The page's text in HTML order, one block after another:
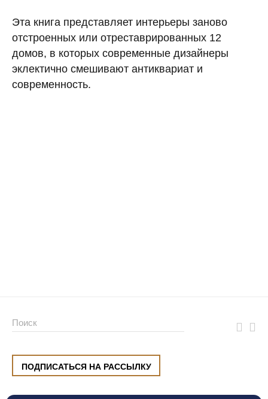
Эта книга представляет интерьеры заново
отстроенных или отреставрированных 12
домов, в которых современные дизайнеры
эклектично смешивают антиквариат и
современность.
ПОДПИСАТЬСЯ НА РАССЫЛКУ